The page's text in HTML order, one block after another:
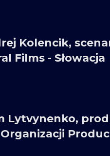
Kolencik,
Films - Słowacja
Lytvynenko,